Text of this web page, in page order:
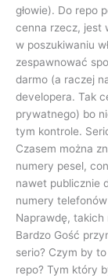
głowie). Do repo
cenna rzecz, jest
w poszukiwaniu
zespawnować
darmo (a raczej
developera. Tak
prywatnego) bo
tym kontrole.
Czasem można
numery pesel,
nawet publicznie
numery
Naprawdę, takich
Bardzo Gość
serio? Czym by
repo? Tym który